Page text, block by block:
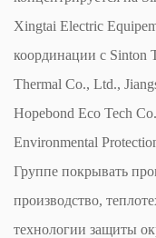
Xingtai Electric
координации с Sinton
Thermal Co., Ltd.,
Hopebond Eco Tech
Environmental
Группе покрывать
производство,
технологии защиты